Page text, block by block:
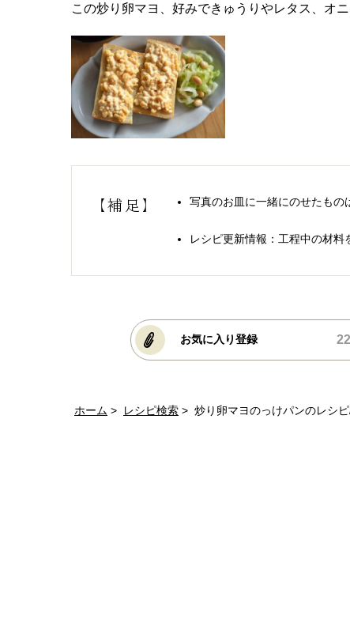
この炒り卵マヨ、好みできゅうりやレタス、オ
【補足】 写真のお皿に一緒にのせたもの
レシピ更新情報：工程中の材
お気に入り登録
ホーム レシピ検索 炒り卵マヨのっけパンのレシ